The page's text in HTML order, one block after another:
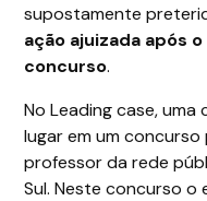
supostamente
ação ajuizada após
concurso.
No Leading case,
lugar em um
professor da rede
Sul. Neste concurso o